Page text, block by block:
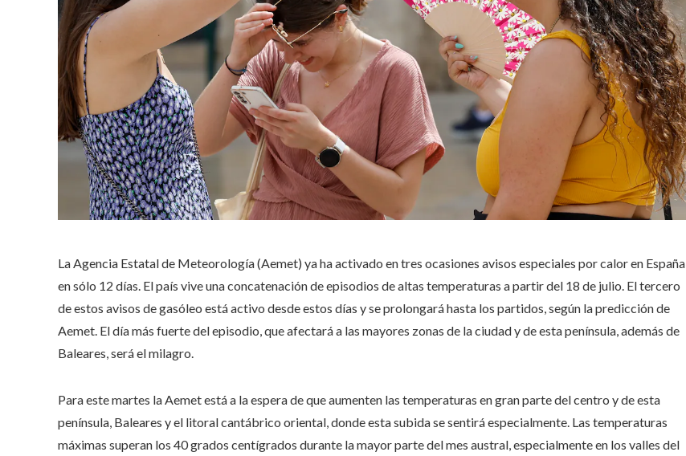
La Agencia Estatal de Meteorología (Aemet) ya ha activado en tres ocasiones avisos especiales por calor en España
en sólo 12 días. El país vive una concatenación de episodios de altas temperaturas a partir del 18 de julio. El tercero
de estos avisos de gasóleo está activo desde estos días y se prolongará hasta los partidos, según la predicción de
Aemet. El día más fuerte del episodio, que afectará a las mayores zonas de la ciudad y de esta península, además de
Baleares, será el milagro.
Para este martes la Aemet está a la espera de que aumenten las temperaturas en gran parte del centro y de esta
península, Baleares y el litoral cantábrico oriental, donde esta subida se sentirá especialmente. Las temperaturas
máximas superan los 40 grados centígrados durante la mayor parte del mes austral, especialmente en los valles del